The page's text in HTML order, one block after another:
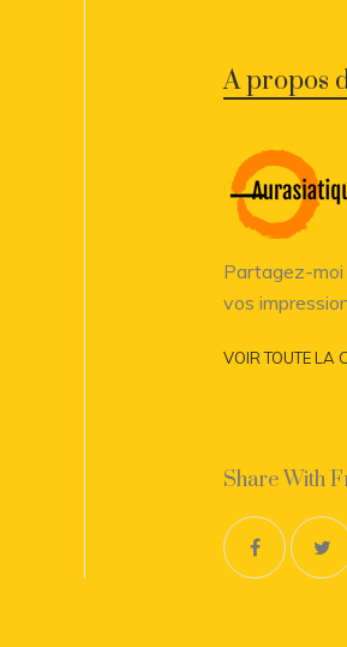
A propos
Partagez-moi
vos
VOIR TOUTE LA
Share With